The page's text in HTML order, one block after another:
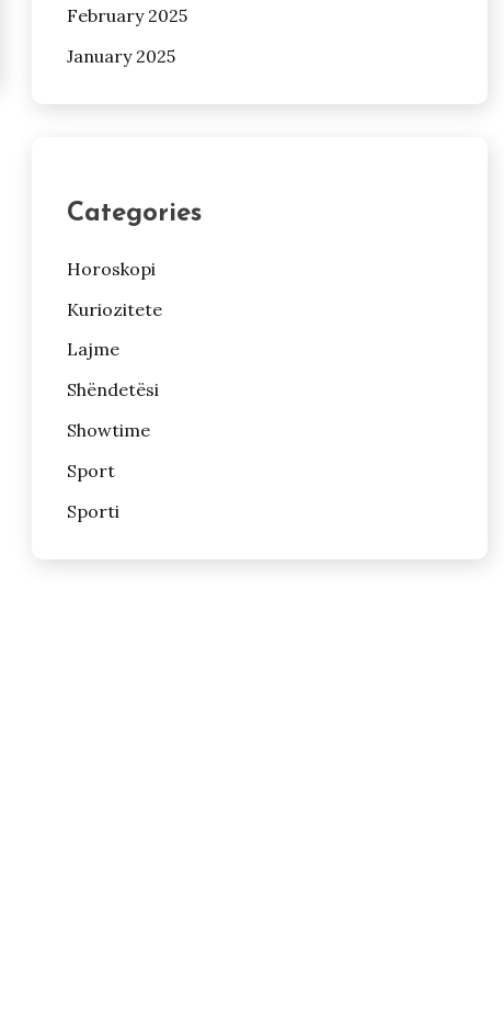
February 2025
January 2025
Categories
Horoskopi
Kuriozitete
Lajme
Shëndetësi
Showtime
Sport
Sporti